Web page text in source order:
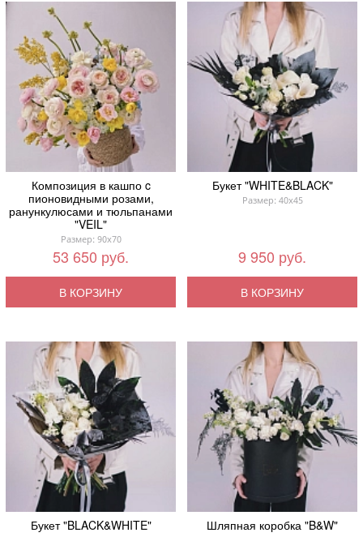
Композиция в кашпо c
пионовидными розами,
ранункулюсами и тюльпанами
"VEIL"
Размер: 90x70
53 650 руб.
В КОРЗИНУ
Букет "WHITE&BLACK"
Размер: 40x45
9 950 руб.
В КОРЗИНУ
Букет "BLACK&WHITE" Шляпная коробка "B&W"